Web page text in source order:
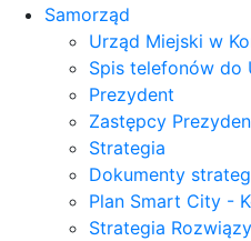
Samorząd
Urząd Miejski w
Spis telefonów do
Prezydent
Zastępcy
Strategia
Dokumenty
Plan Smart City -
Strategia